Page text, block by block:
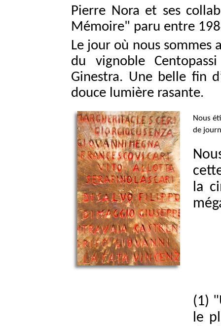
Pierre Nora et ses
Mémoire" paru entre
Le jour où nous sommes
du vignoble
Ginestra. Une belle fin
douce lumière rasante.
Nous
de
la
(1) "
le